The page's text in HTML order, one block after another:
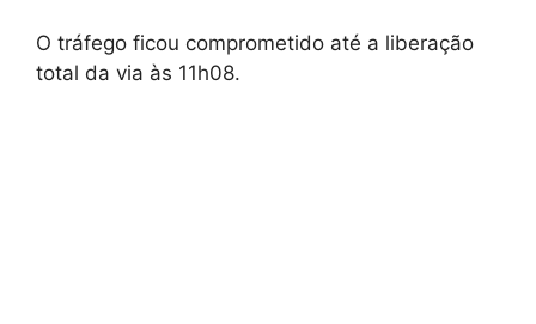
O tráfego ficou comprometido até a liberação
total da via às 11h08.